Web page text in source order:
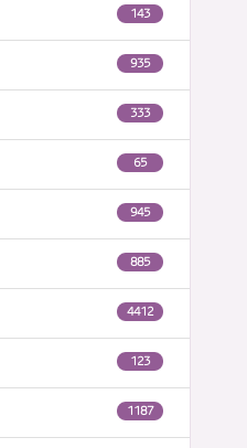
143
935
333
65
945
885
4412
123
1187